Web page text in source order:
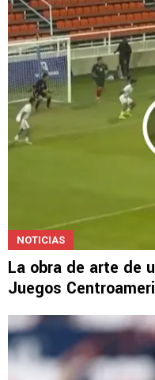
NOTICIAS
La obra de arte de
Juegos